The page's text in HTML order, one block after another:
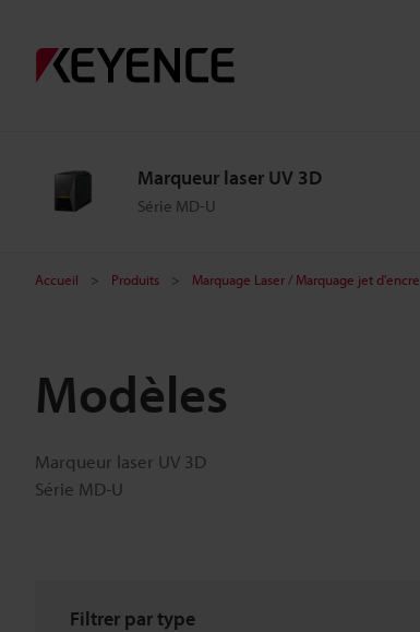
Marqueur laser UV 3D
Série MD-U
Accueil Produits Marquage Laser / Marquage jet d'encre
Modèles
Marqueur laser UV 3D
Série MD-U
Filtrer par type